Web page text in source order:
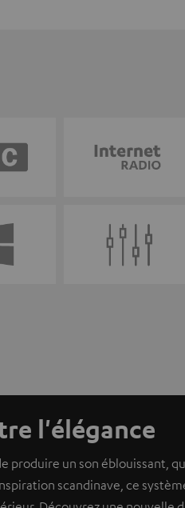
l'élégance
produire un son éblouissant,
scandinave, ce